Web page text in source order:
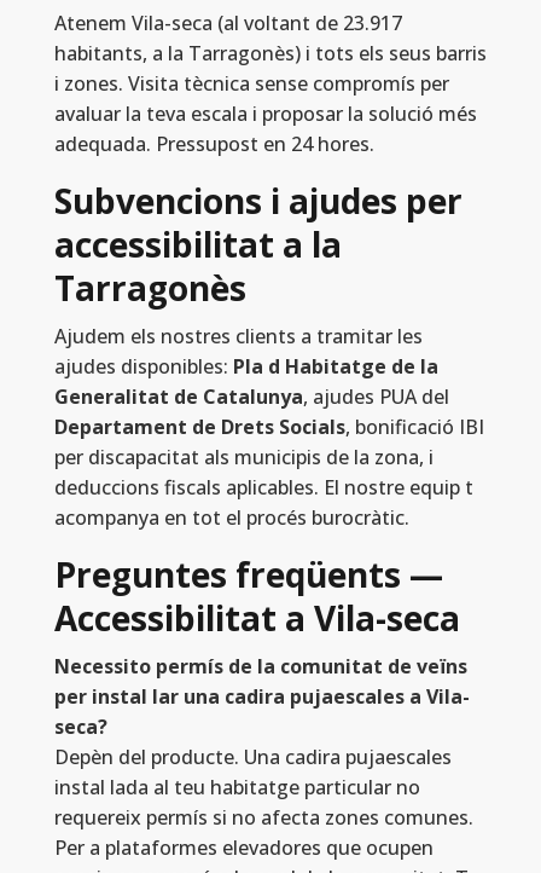
Atenem Vila-seca (al voltant de 23.917
habitants, a la Tarragonès) i tots els seus barris
i zones. Visita tècnica sense compromís per
avaluar la teva escala i proposar la solució més
adequada. Pressupost en 24 hores.
Subvencions i ajudes per
accessibilitat a la
Tarragonès
Ajudem els nostres clients a tramitar les
ajudes disponibles: Pla d Habitatge de la
Generalitat de Catalunya, ajudes PUA del
Departament de Drets Socials, bonificació IBI
per discapacitat als municipis de la zona, i
deduccions fiscals aplicables. El nostre equip t
acompanya en tot el procés burocràtic.
Preguntes freqüents —
Accessibilitat a Vila-seca
Necessito permís de la comunitat de veïns
per instal lar una cadira pujaescales a Vila-
seca?
Depèn del producte. Una cadira pujaescales
instal lada al teu habitatge particular no
requereix permís si no afecta zones comunes.
Per a plataformes elevadores que ocupen